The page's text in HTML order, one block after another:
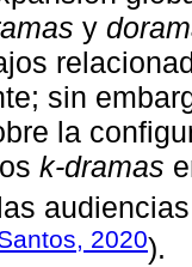
y
sin
la
k-dramas
2020).